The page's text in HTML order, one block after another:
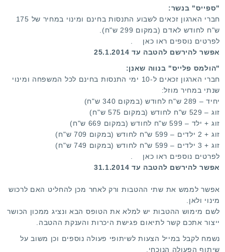
ם
:
3
/
5
"ספייס" בנשר:
חברי הארגון זכאים לשבוע התנסות בחינם ומינוי במחיר של 175
ש"ח לחודש לאדם (במקום 299 ש"ח).
לפרטים נוספים ראו כאן
אפשר להירשם להטבה עד 25.1.2014
"הולמס פלייס" בנווה שאנן:
חברי הארגון זכאים ל-10 ימי התנסות בחינם לכל המשפחה ומינוי
שנתי במחיר מוזל:
יחיד – 289 ש"ח לחודש (במקום 340 ש"ח)
זוג – 529 ש"ח לחודש (במקום 575 ש"ח)
זוג + ילד – 599 ש"ח לחודש (במקום 669 ש"ח)
זוג + 2 ילדים – 599 ש"ח לחודש (במקום 709 ש"ח)
זוג + 3 ילדים – 599 ש"ח לחודש (במקום 749 ש"ח)
לפרטים נוספים ראו כאן
אפשר להירשם להטבה עד 31.1.2014
אפשר לממש את שתי ההטבות ורק לאחר מכן להחליט האם לרכוש
מינוי ולאן.
לשם מימוש ההטבות יש למלא את הטופס הבא ונציג ממכון הכושר
ייצור אתכם קשר לתיאום פגישת היכרות והענקת ההטבה.
נשמח לקבל במייל הצעות לשיתופי פעולה נוספים וכן משוב על
שיתוף הפעולה הנוכחי.